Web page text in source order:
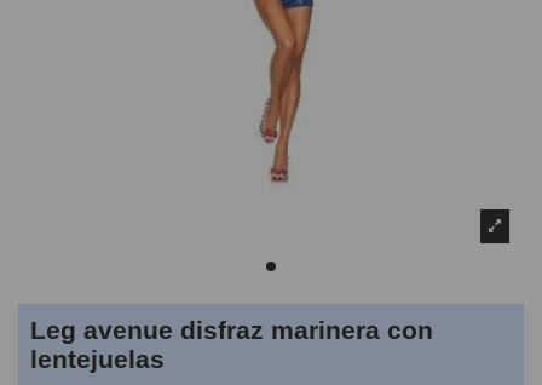
Leg avenue disfraz marinera con
lentejuelas